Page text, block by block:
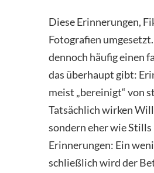
Diese Erinnerungen,
Fotografien
dennoch häufig einen
das überhaupt gibt:
meist „bereinigt“ von
Tatsächlich wirken
sondern eher wie
Erinnerungen: Ein
schließlich wird der